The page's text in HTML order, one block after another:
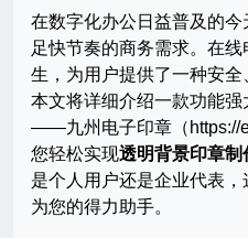
在数字化办公日益普及的
足快节奏的商务需求。在
生，为用户提供了一种安全
本文将详细介绍一款功能强
——九州电子印章（https://
您轻松实现透明背景印章制
是个人用户还是企业代表，
为您的得力助手。